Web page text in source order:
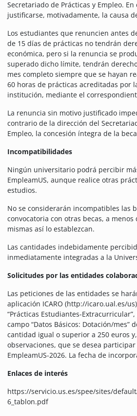
Secretariado de Prácticas y Empleo.
justificarse, motivadamente, la causa
Los estudiantes que renuncien antes
de 15 días de prácticas no tendrán
económica, pero si la renuncia se
superado dicho límite, tendrán
mes completo siempre que se hayan
60 horas de prácticas acreditadas por
institución, mediante el
La renuncia sin motivo justificado
contrario de la dirección del
Empleo, la concesión íntegra de la
Incompatibilidades
Ningún universitario podrá percibir
EmpleamUS, aunque realice otras
estudios.
No se considerarán incompatibles las
convocatoria con otras becas, a menos
mismas así lo establezcan.
Las cantidades indebidamente
inmediatamente integradas a la
Solicitudes por las entidades
Las peticiones de las entidades se
aplicación ICARO (http://icaro.ual.es/
“Prácticas Estudiantes-
campo “Datos Básicos: Dotación/mes”
cantidad igual o superior a 250 euros
observaciones, que se desea
EmpleamUS-2026. La fecha de
Enlaces de interés
https://servicio.us.es/spee/sites/
6_tablon.pdf